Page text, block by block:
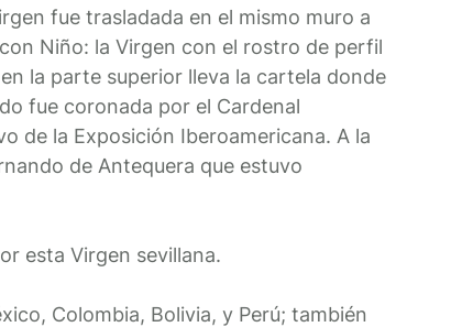
fue trasladada en el mismo muro a
Niño: la Virgen con el rostro de perfil
la parte superior lleva la cartela donde
fue coronada por el Cardenal
de la Exposición Iberoamericana. A la
de Antequera que estuvo
esta Virgen sevillana.
Colombia, Bolivia, y Perú; también